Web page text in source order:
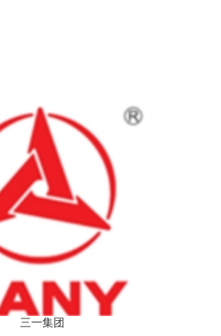
三一集团